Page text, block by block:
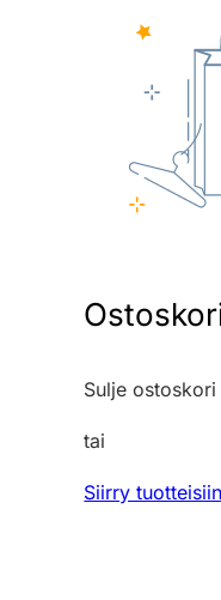
Sulje ostoskori
tai
Siirry tuotteisiin